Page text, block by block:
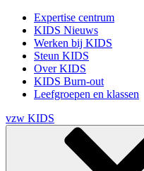
Expertise centrum
KIDS Nieuws
Werken bij KIDS
Steun KIDS
Over KIDS
KIDS Burn-out
Leefgroepen en klassen
vzw KIDS